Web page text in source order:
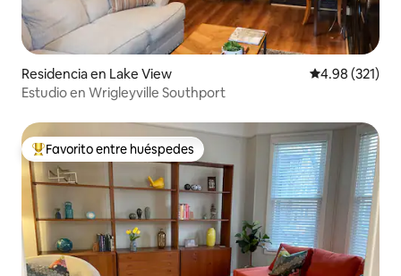
Residencia en Lake View Calificación
4.98 (321)
Estudio en Wrigleyville Southport
De los mejores en Favorito entre huéspedes
Favorito entre huéspedes